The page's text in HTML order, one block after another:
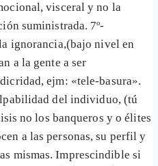
visceral y no la
suministrada. 7º-
ignorancia,(bajo nivel en
a la gente a ser
ejm: «tele-basura».
del individuo, (tú
no los banqueros y o élites
a las personas, su perfil y
mismas. Imprescindible si